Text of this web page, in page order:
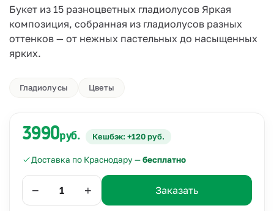
Букет из 15 разноцветных гладиолусов Яркая
композиция, собранная из гладиолусов разных
оттенков — от нежных пастельных до насыщенных
ярких.
Гладиолусы Цветы
3990руб. Кешбэк: +120 руб.
Доставка по Краснодару —бесплатно
− + Заказать